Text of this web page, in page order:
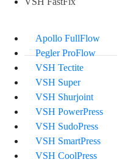
Apollo FullFlow
Pegler ProFlow
VSH Tectite
VSH Super
VSH Shurjoint
VSH PowerPress
VSH SudoPress
VSH SmartPress
VSH CoolPress